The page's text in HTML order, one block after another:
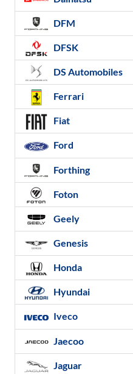
DFM
DFSK
DS Automobiles
Ferrari
Fiat
Ford
Forthing
Foton
Geely
Genesis
Honda
Hyundai
Iveco
Jaecoo
Jaguar